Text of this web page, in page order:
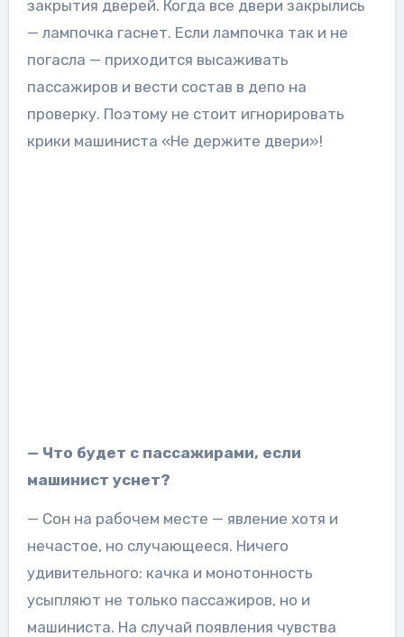
закрытия дверей. Когда все двери закрылись
— лампочка гаснет. Если лампочка так и не
погасла — приходится высаживать
пассажиров и вести состав в депо на
проверку. Поэтому не стоит игнорировать
крики машиниста «Не держите двери»!
— Что будет с пассажирами, если
машинист уснет?
— Сон на рабочем месте — явление хотя и
нечастое, но случающееся. Ничего
удивительного: качка и монотонность
усыпляют не только пассажиров, но и
машиниста. На случай появления чувства